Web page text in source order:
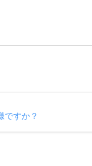
ですか？